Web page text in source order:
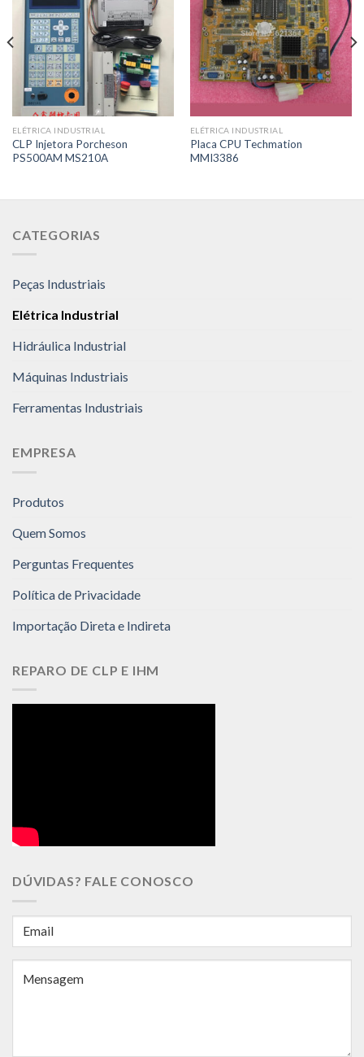
ELÉTRICA INDUSTRIAL
CLP Injetora Porcheson
PS500AM MS210A
ELÉTRICA INDUSTRIAL
Placa CPU Techmation
MMI3386
CATEGORIAS
Peças Industriais
Elétrica Industrial
Hidráulica Industrial
Máquinas Industriais
Ferramentas Industriais
EMPRESA
Produtos
Quem Somos
Perguntas Frequentes
Política de Privacidade
Importação Direta e Indireta
REPARO DE CLP E IHM
DÚVIDAS? FALE CONOSCO